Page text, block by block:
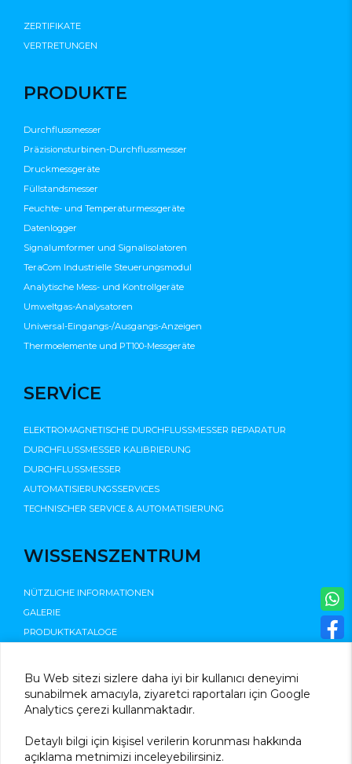
Bu Web sitezi sizlere daha iyi bir kullanıcı deneyimi
sunabilmek amacıyla, ziyaretci raportaları için Google
Analytics çerezi kullanmaktadır.
Detaylı bilgi için kişisel verilerin korunması hakkında
açıklama metnimizi inceleyebilirsiniz.
ZERTIFIKATE
VERTRETUNGEN
PRODUKTE
Durchflussmesser
Präzisionsturbinen-Durchflussmesser
Druckmessgeräte
Füllstandsmesser
Feuchte- und Temperaturmessgeräte
Datenlogger
Signalumformer und Signalisolatoren
TeraCom Industrielle Steuerungsmodul
Analytische Mess- und Kontrollgeräte
Umweltgas-Analysatoren
Universal-Eingangs-/Ausgangs-Anzeigen
Thermoelemente und PT100-Messgeräte
SERVİCE
ELEKTROMAGNETISCHE DURCHFLUSSMESSER REPARATUR
DURCHFLUSSMESSER KALIBRIERUNG
DURCHFLUSSMESSER
AUTOMATISIERUNGSSERVICES
TECHNISCHER SERVICE & AUTOMATISIERUNG
WISSENSZENTRUM
NÜTZLICHE INFORMATIONEN
GALERIE
PRODUKTKATALOGE
©2025